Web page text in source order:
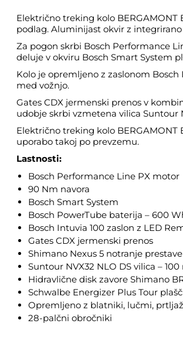
Električno treking kolo
podlag. Aluminijast okvir z
Za pogon skrbi Bosch Performance
deluje v okviru Bosch Smart System
Kolo je opremljeno z zaslonom
med vožnjo.
Gates CDX jermenski prenos v
udobje skrbi vzmetena vilica Suntour
Električno treking kolo
uporabo takoj po prevzemu.
Lastnosti:
Bosch Performance Line PX motor
90 Nm navora
Bosch Smart System
Bosch PowerTube baterija – 600
Bosch Intuvia 100 zaslon z LED
Gates CDX jermenski prenos
Shimano Nexus 5 notranje prestave
Suntour NVX32 NLO DS vilica –
Hidravlične disk zavore Shimano
Schwalbe Energizer Plus Tour
Opremljeno z blatniki, lučmi,
28-palčni obročniki